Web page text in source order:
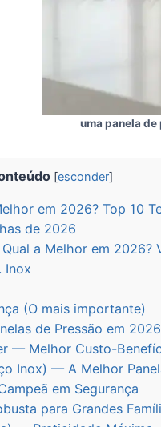
uma panela
[esconder]
em 2026? Top 10
de 2026
a Melhor em 2026?
Inox
(O mais importante)
de Pressão em 2026
— Melhor Custo-
Inox) — A Melhor
em Segurança
para Grandes